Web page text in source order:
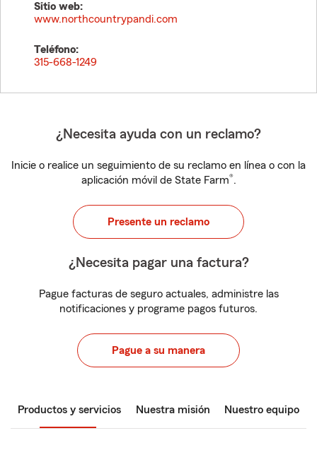
Sitio web:
www.northcountrypandi.com
Teléfono:
315-668-1249
¿Necesita ayuda con un reclamo?
Inicie o realice un seguimiento de su reclamo en línea o con la
aplicación móvil de State Farm®.
Presente un reclamo
¿Necesita pagar una factura?
Pague facturas de seguro actuales, administre las
notificaciones y programe pagos futuros.
Pague a su manera
Productos y servicios Nuestra misión Nuestro equipo